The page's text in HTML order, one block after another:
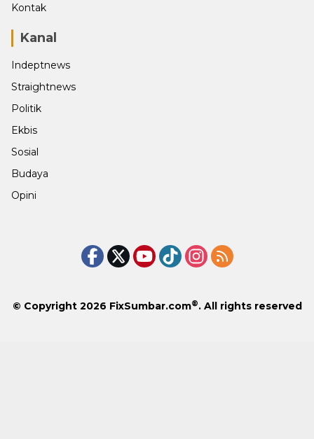
Kontak
Kanal
Indeptnews
Straightnews
Politik
Ekbis
Sosial
Budaya
Opini
© Copyright 2026 FixSumbar.com®. All rights reserved